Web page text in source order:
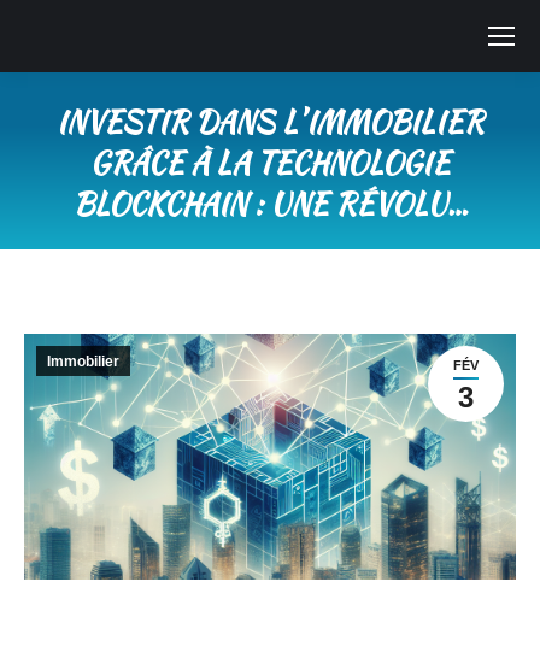
INVESTIR DANS LʼIMMOBILIER
GRÂCE À LA TECHNOLOGIE
BLOCKCHAIN : UNE RÉVOLU…
FÉV
3
Immobilier